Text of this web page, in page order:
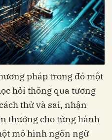
pháp trong đó một
hỏi thông qua tương
thử và sai, nhận
thưởng cho từng hành
mô hình ngôn ngữ